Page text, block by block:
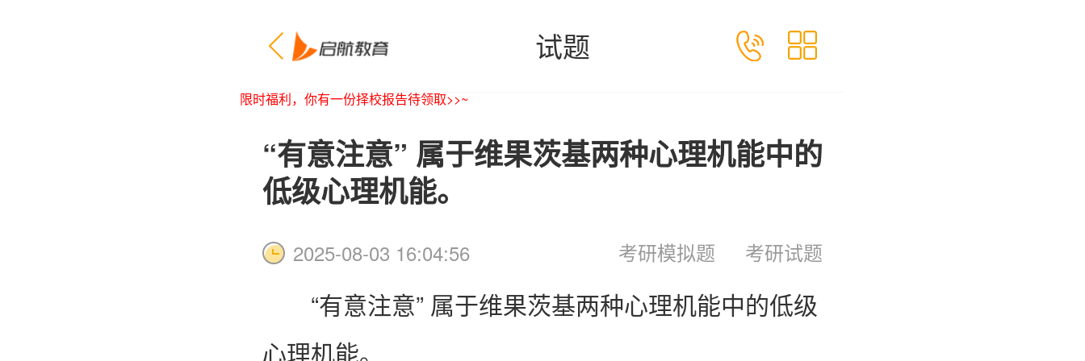
试题
限时福利，你有一份择校报告待领取>>~
“有意注意” 属于维果茨基两种心理机能中的
低级心理机能。
2025-08-03 16:04:56 考研模拟题 考研试题
“有意注意” 属于维果茨基两种心理机能中的低级
心理机能。